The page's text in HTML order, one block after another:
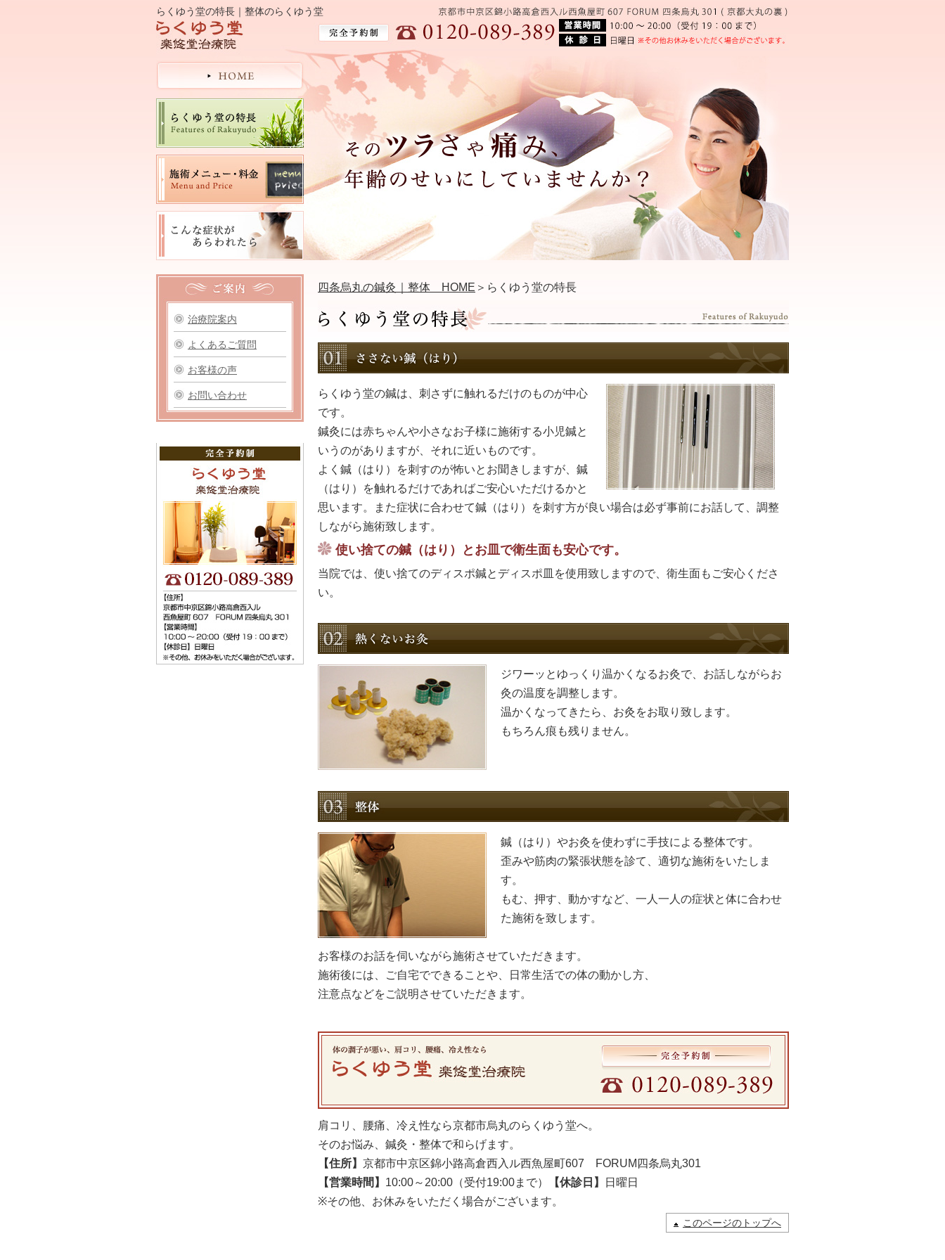
らくゆう堂の特長｜整体のらくゆう堂
治療院案内
よくあるご質問
お客様の声
お問い合わせ
四条烏丸の鍼灸｜整体 HOME ＞らくゆう堂の特長
らくゆう堂の鍼は、刺さずに触れるだけのものが中心
です。
鍼灸には赤ちゃんや小さなお子様に施術する小児鍼と
いうのがありますが、それに近いものです。
よく鍼（はり）を刺すのが怖いとお聞きしますが、鍼
（はり）を触れるだけであればご安心いただけるかと
思います。また症状に合わせて鍼（はり）を刺す方が良い場合は必ず事前にお話して、調整
しながら施術致します。
使い捨ての鍼（はり）とお皿で衛生面も安心です。
当院では、使い捨てのディスポ鍼とディスポ皿を使用致しますので、衛生面もご安心くださ
い。
ジワーッとゆっくり温かくなるお灸で、お話しながらお
灸の温度を調整します。
温かくなってきたら、お灸をお取り致します。
もちろん痕も残りません。
鍼（はり）やお灸を使わずに手技による整体です。
歪みや筋肉の緊張状態を診て、適切な施術をいたしま
す。
もむ、押す、動かすなど、一人一人の症状と体に合わせ
た施術を致します。
お客様のお話を伺いながら施術させていただきます。
施術後には、ご自宅でできることや、日常生活での体の動かし方、
注意点などをご説明させていただきます。
肩コリ、腰痛、冷え性なら京都市烏丸のらくゆう堂へ。
そのお悩み、鍼灸・整体で和らげます。
【住所】 京都市中京区錦小路高倉西入ル西魚屋町607 FORUM四条烏丸301
【営業時間】 10:00～20:00（受付19:00まで） 【休診日】
日曜日
※その他、お休みをいただく場合がございます。
このページのトップへ